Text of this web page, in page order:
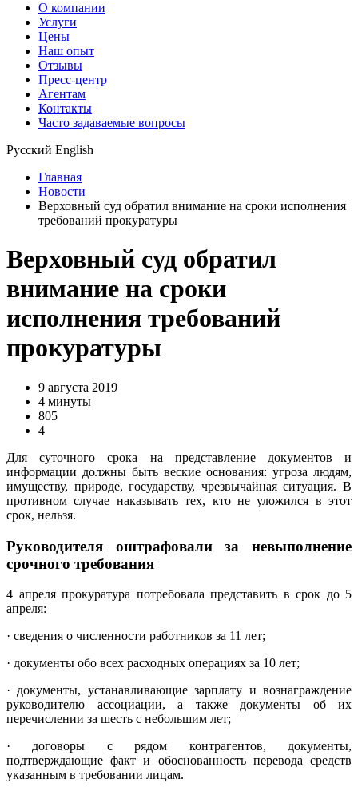
О компании
Услуги
Цены
Наш опыт
Отзывы
Пресс-центр
Агентам
Контакты
Часто задаваемые вопросы
Русский English
Главная
Новости
Верховный суд обратил внимание на сроки исполнения
требований прокуратуры
Верховный суд обратил
внимание на сроки
исполнения требований
прокуратуры
9 августа 2019
4 минуты
805
4
Для суточного срока на представление документов и
информации должны быть веские основания: угроза людям,
имуществу, природе, государству, чрезвычайная ситуация. В
противном случае наказывать тех, кто не уложился в этот
срок, нельзя.
Руководителя оштрафовали за невыполнение
срочного требования
4 апреля прокуратура потребовала представить в срок до 5
апреля:
· сведения о численности работников за 11 лет;
· документы обо всех расходных операциях за 10 лет;
· документы, устанавливающие зарплату и вознаграждение
руководителю ассоциации, а также документы об их
перечислении за шесть с небольшим лет;
· договоры с рядом контрагентов, документы,
подтверждающие факт и обоснованность перевода средств
указанным в требовании лицам.